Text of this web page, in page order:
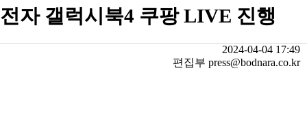
전자 갤럭시북4 쿠팡 LIVE 진행
2024-04-04 17:49
편집부 press@bodnara.co.kr